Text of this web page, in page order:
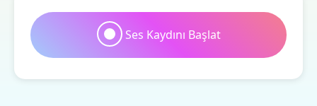
Ses Kaydını Başlat